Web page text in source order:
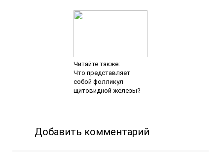
Читайте также:
Что представляет
собой фолликул
щитовидной железы?
Добавить комментарий